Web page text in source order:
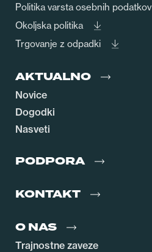
Politika varsta osebnih podatkov
Okoljska politika
Trgovanje z odpadki
AKTUALNO
Novice
Dogodki
Nasveti
PODPORA
KONTAKT
O NAS
Trajnostne zaveze